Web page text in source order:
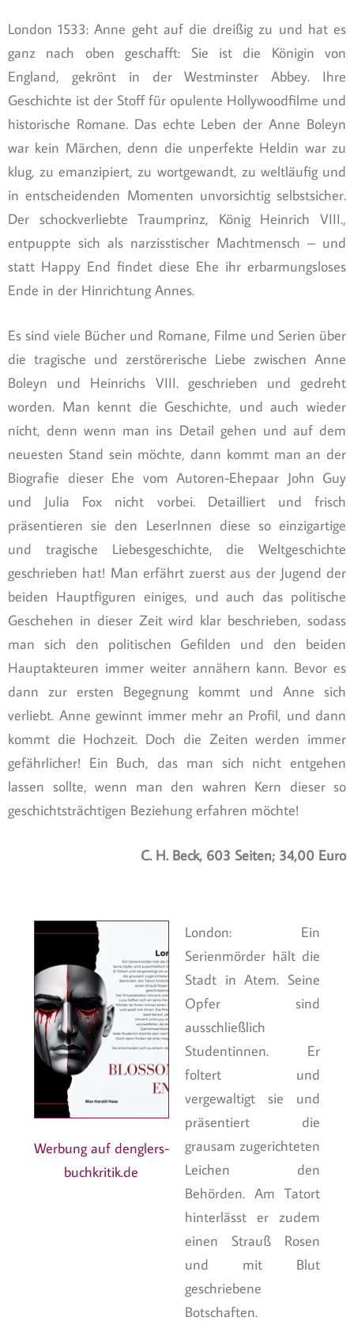
London 1533: Anne geht auf die dreißig zu und hat es
ganz nach oben geschafft: Sie ist die Königin von
England, gekrönt in der Westminster Abbey. Ihre
Geschichte ist der Stoff für opulente Hollywoodfilme und
historische Romane. Das echte Leben der Anne Boleyn
war kein Märchen, denn die unperfekte Heldin war zu
klug, zu emanzipiert, zu wortgewandt, zu weltläufig und
in entscheidenden Momenten unvorsichtig selbstsicher.
Der schockverliebte Traumprinz, König Heinrich VIII.,
entpuppte sich als narzisstischer Machtmensch – und
statt Happy End findet diese Ehe ihr erbarmungsloses
Ende in der Hinrichtung Annes.
Es sind viele Bücher und Romane, Filme und Serien über
die tragische und zerstörerische Liebe zwischen Anne
Boleyn und Heinrichs VIII. geschrieben und gedreht
worden. Man kennt die Geschichte, und auch wieder
nicht, denn wenn man ins Detail gehen und auf dem
neuesten Stand sein möchte, dann kommt man an der
Biografie dieser Ehe vom Autoren-Ehepaar John Guy
und Julia Fox nicht vorbei. Detailliert und frisch
präsentieren sie den LeserInnen diese so einzigartige
und tragische Liebesgeschichte, die Weltgeschichte
geschrieben hat! Man erfährt zuerst aus der Jugend der
beiden Hauptfiguren einiges, und auch das politische
Geschehen in dieser Zeit wird klar beschrieben, sodass
man sich den politischen Gefilden und den beiden
Hauptakteuren immer weiter annähern kann. Bevor es
dann zur ersten Begegnung kommt und Anne sich
verliebt. Anne gewinnt immer mehr an Profil, und dann
kommt die Hochzeit. Doch die Zeiten werden immer
gefährlicher! Ein Buch, das man sich nicht entgehen
lassen sollte, wenn man den wahren Kern dieser so
geschichtsträchtigen Beziehung erfahren möchte!
C. H. Beck, 603 Seiten; 34,00 Euro
Werbung auf denglers-
buchkritik.de
London: Ein
Serienmörder hält die
Stadt in Atem. Seine
Opfer sind
ausschließlich
Studentinnen. Er
foltert und
vergewaltigt sie und
präsentiert die
grausam zugerichteten
Leichen den
Behörden. Am Tatort
hinterlässt er zudem
einen Strauß Rosen
und mit Blut
geschriebene
Botschaften.